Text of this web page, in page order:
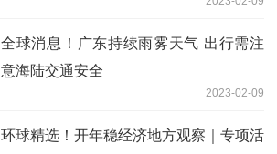
全球消息！广东持续雨雾天气 出行需注
意海陆交通安全
2023-02-09
环球精选！开年稳经济地方观察｜专项活